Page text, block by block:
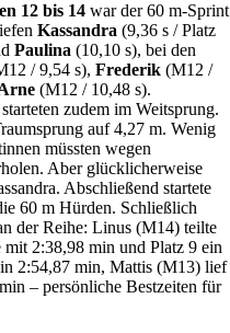
12 bis 14 war der 60 m-Sprint
Kassandra (9,36 s / Platz
Paulina (10,10 s), bei den
/ 9,54 s),Frederik (M12 /
(M12 / 10,48 s).
zudem im Weitsprung.
auf 4,27 m. Wenig
müssten wegen
Aber glücklicherweise
Abschließend startete
60 m Hürden. Schließlich
der Reihe: Linus (M14) teilte
mit 2:38,98 min und Platz 9 ein
2:54,87 min, Mattis (M13) lief
– persönliche Bestzeiten für